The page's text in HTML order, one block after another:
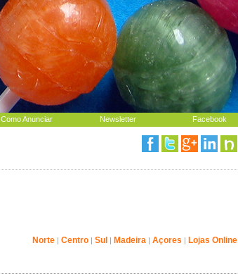
Como Anunciar Newsletter Facebook
Norte | Centro | Sul | Madeira | Açores | Lojas Online